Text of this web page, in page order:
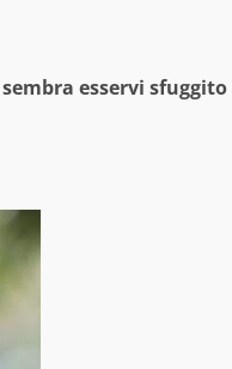
esservi sfuggito